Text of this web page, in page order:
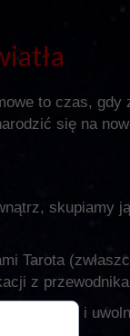
to czas, gdy
się na
skupiamy
Tarota
z
i